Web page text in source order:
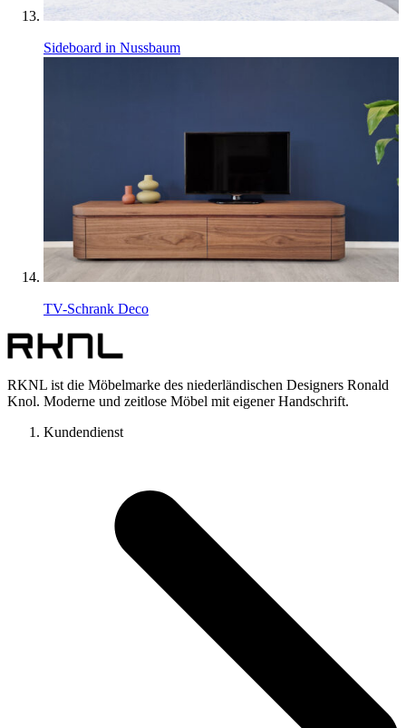
Sideboard in Nussbaum
TV-Schrank Deco
RKNL ist die Möbelmarke des niederländischen Designers Ronald
Knol. Moderne und zeitlose Möbel mit eigener Handschrift.
Kundendienst